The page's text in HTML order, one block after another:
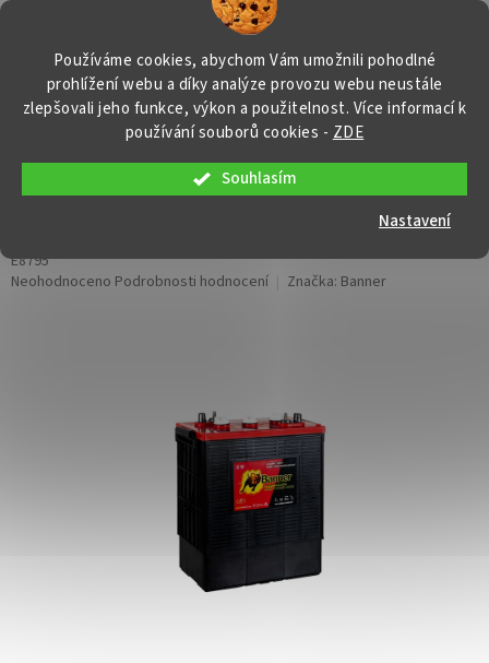
Používáme cookies, abychom Vám umožnili pohodlné
prohlížení webu a díky analýze provozu webu neustále
zlepšovali jeho funkce, výkon a použitelnost. Více informací k
používání souborů cookies - ZDE
Souhlasím
Nastavení
Přejít
KOŠÍK
Trakční baterie Banner DC HP 305,
E8795
Průměrné
Neohodnoceno Podrobnosti hodnocení Značka: Banner